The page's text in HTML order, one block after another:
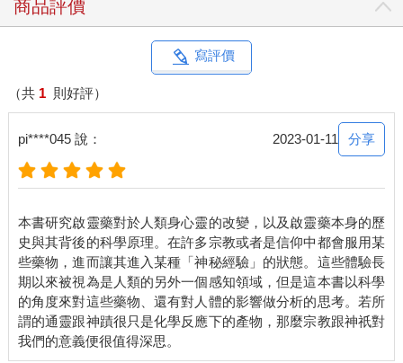
商品評價
寫評價
（共 1 則好評）
pi****045 說： 2023-01-11 分享
本書研究啟靈藥對於人類身心靈的改變，以及啟靈藥本身的歷
史與其背後的科學原理。在許多宗教或者是信仰中都會服用某
些藥物，進而讓其進入某種「神秘經驗」的狀態。這些體驗長
期以來被視為是人類的另外一個感知領域，但是這本書以科學
的角度來對這些藥物、還有對人體的影響做分析的思考。若所
謂的通靈跟神蹟很只是化學反應下的產物，那麼宗教跟神祇對